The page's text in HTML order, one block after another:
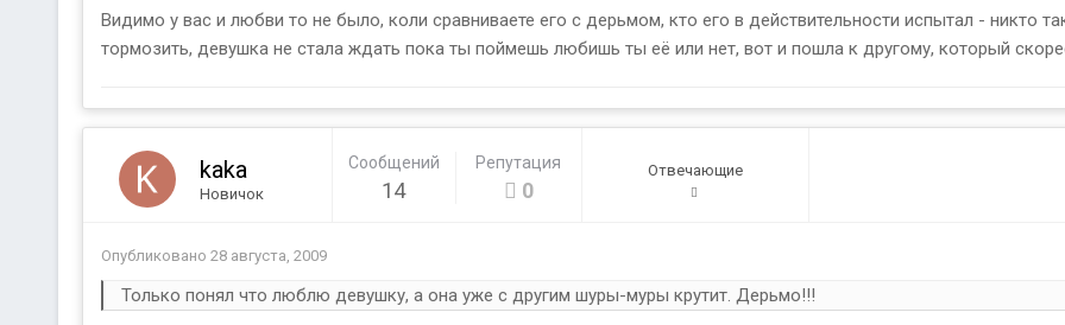
Видимо у вас и любви то не было, коли сравниваете его с дерьмом, кто его в действительности испытал - никто
тормозить, девушка не стала ждать пока ты поймешь любишь ты её или нет, вот и пошла к другому, который
kaka
Новичок
Сообщений
14
Репутация
0
Отвечающие
Опубликовано 28 августа, 2009
Только понял что люблю девушку, а она уже с другим шуры-муры крутит. Дерьмо!!!